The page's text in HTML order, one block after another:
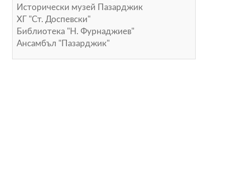
Исторически музей Пазарджик
ХГ "Ст. Доспевски"
Библиотека "Н. Фурнаджиев"
Ансамбъл "Пазарджик"